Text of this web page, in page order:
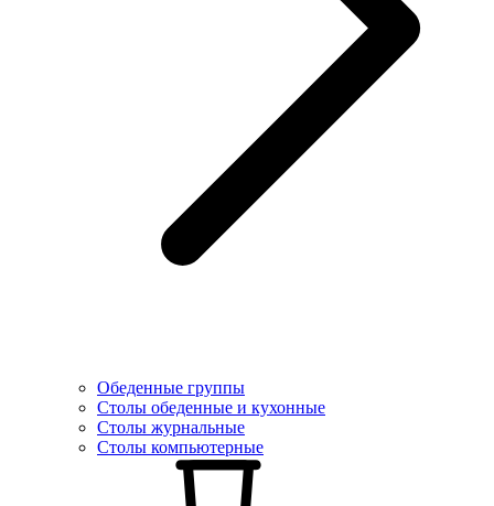
Обеденные группы
Столы обеденные и кухонные
Столы журнальные
Столы компьютерные